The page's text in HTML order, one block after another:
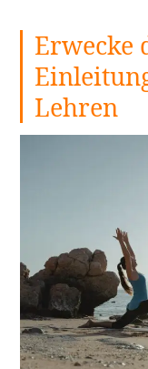
Erwecke
Lehren